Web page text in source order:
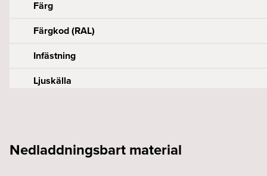
Färg
Färgkod (RAL)
Infästning
Ljuskälla
Nätfrekvens (Hz)
Konstant ström (mA)
F-märkt
Färgtemperatur (K)
Nedladdningsbart material